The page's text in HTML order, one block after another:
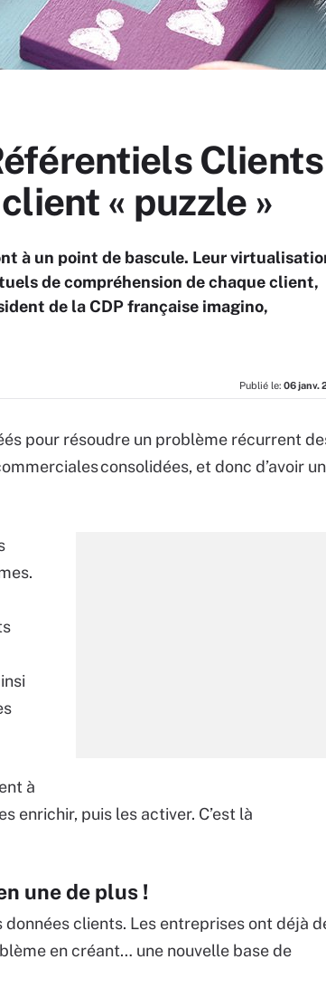
« puzzle »
à un point de bascule. Leur
de compréhension de chaque client,
de la CDP française imagino,
Publié le: 06 janv.
pour résoudre un problème récurrent
consolidées, et donc d’avoir
à
enrichir, puis les activer. C’est là
une de plus !
données clients. Les entreprises ont déjà
en créant… une nouvelle base de